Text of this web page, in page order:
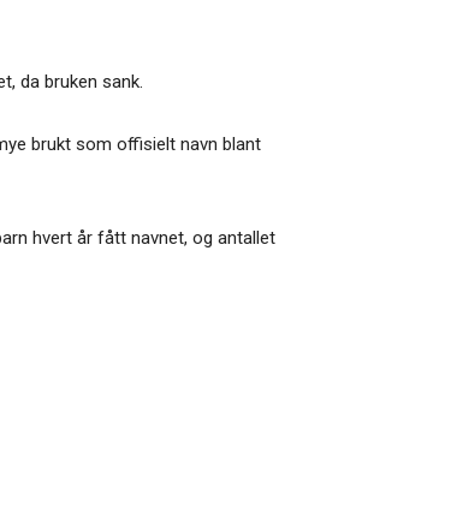
da bruken sank.
brukt som offisielt navn blant
hvert år fått navnet, og antallet